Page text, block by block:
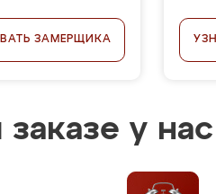
ЗАМЕРЩИКА
у нас